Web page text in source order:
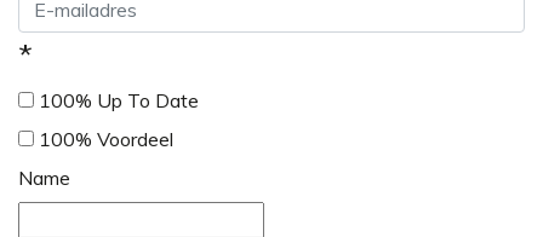
*
100% Up To Date
100% Voordeel
Name